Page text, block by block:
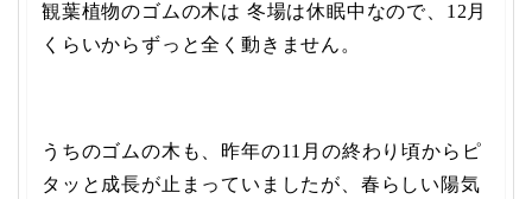
観葉植物のゴムの木は 冬場は休眠中なので、12月
くらいからずっと全く動きません。
うちのゴムの木も、昨年の11月の終わり頃からピ
タッと成長が止まっていましたが、春らしい陽気